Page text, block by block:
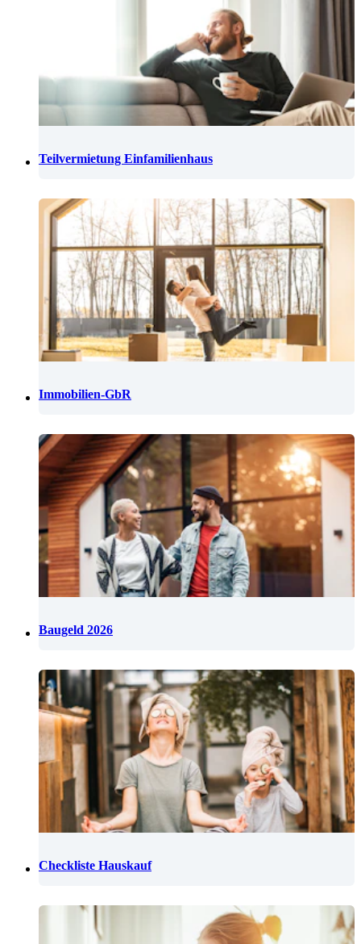
Teilvermietung Einfamilienhaus
Immobilien-GbR
Baugeld 2026
Checkliste Hauskauf